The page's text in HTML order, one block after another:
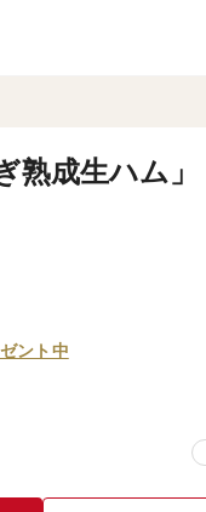
熟成生ハム」
ント中